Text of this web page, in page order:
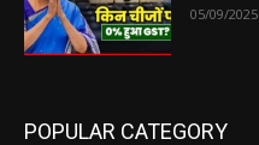
05/09/2025
POPULAR CATEGORY